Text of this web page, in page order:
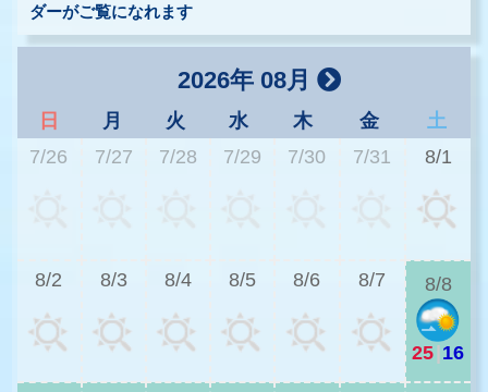
ダーがご覧になれます
2026年 08月
日 月 火 水 木 金
土
7/26
7/27 7/28 7/29 7/30 7/31 8/1
8/2 8/3 8/4 8/5 8/6 8/7 8/8
25|16